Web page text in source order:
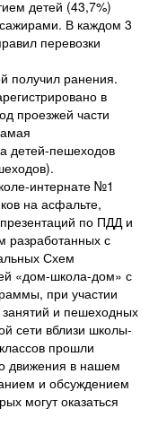
детей (43,7%)
В каждом 3
перевозки
получил ранения.
в
проезжей части
детей-пешеходов
интернате №1
на асфальте,
по ПДД и
разработанных с
Схем
«дом-школа-дом» с
при участии
и пешеходных
сети вблизи школы-
прошли
движения в нашем
и обсуждением
могут оказаться